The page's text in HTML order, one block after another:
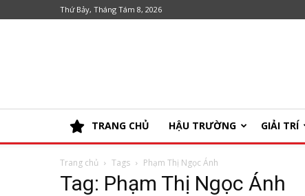
Thứ Bảy, Tháng Tám 8, 2026
TRANG CHỦ HẬU TRƯỜNG GIẢI TRÍ
Trang chủ Tags Phạm Thị Ngọc Ánh
Tag: Phạm Thị Ngọc Ánh